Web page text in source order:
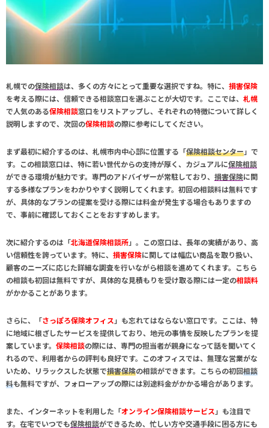
札幌での保険相談は、多くの方々にとって重要な選択ですね。特に、 損害保険
を考える際には、信頼できる相談窓口を選ぶことが大切です。ここでは、 札幌
で人気のある保険相談窓口をリストアップし、それぞれの特徴について詳しく
説明しますので、次回の保険相談の際に参考にしてください。
まず最初に紹介するのは、 札幌市内中心部に位置する「保険相談センター」で
す。この相談窓口は、特に若い世代からの支持が厚く、カジュアルに保険相談
ができる環境が魅力です。専門のアドバイザーが常駐しており、 損害保険に関
する多様なプランをわかりやすく説明してくれます。初回の相談料は無料です
が、具体的なプランの提案を受ける際には料金が発生する場合もありますの
で、事前に確認しておくことをおすすめします。
次に紹介するのは「北海道保険相談所」。この窓口は、長年の実績があり、高
い信頼性を誇っています。特に、 損害保険に関しては幅広い商品を取り扱い、
顧客のニーズに応じた詳細な調査を行いながら相談を進めてくれます。こちら
の相談も初回は無料ですが、具体的な見積もりを受け取る際には一定の相談料
がかかることがあります。
さらに、「さっぽろ保険オフィス 」も忘れてはならない窓口です。ここは、特
に地域に根ざしたサービスを提供しており、地元の事情を反映したプランを提
案しています。 保険相談の際には、専門の担当者が親身になって話を聞いてく
れるので、利用者からの評判も良好です。このオフィスでは、無理な営業がな
いため、リラックスした状態で損害保険の相談ができます。こちらの初回相談
料も無料ですが、フォローアップの際には別途料金がかかる場合があります。
また、インターネットを利用した「オンライン保険相談サービス 」も注目で
す。在宅でいつでも保険相談ができるため、忙しい方や交通手段に困る方にも